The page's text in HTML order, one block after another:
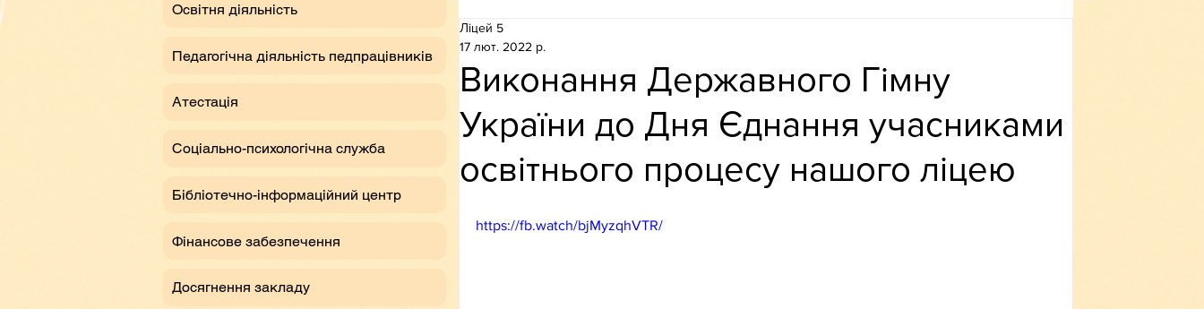
Виконання Державного Гімну
України до Дня Єднання учасниками
освітнього процесу нашого ліцею
Ліцей 5
17 лют. 2022 р.
https://fb.watch/bjMyzqhVTR/
Освітня діяльність
Педагогічна діяльність педпрацівників
Атестація
Соціально-психологічна служба
Бібліотечно-інформаційний центр
Фінансове забезпечення
Досягнення закладу